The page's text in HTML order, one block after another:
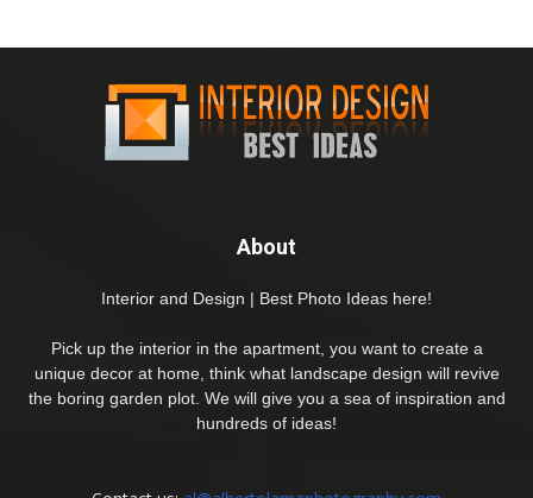
About
Interior and Design | Best Photo Ideas here!
Pick up the interior in the apartment, you want to create a
unique decor at home, think what landscape design will revive
the boring garden plot. We will give you a sea of inspiration and
hundreds of ideas!